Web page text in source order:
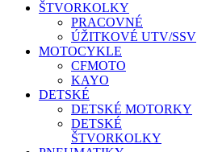
ŠTVORKOLKY
PRACOVNÉ
ÚŽITKOVÉ UTV/SSV
MOTOCYKLE
CFMOTO
KAYO
DETSKÉ
DETSKÉ MOTORKY
DETSKÉ
ŠTVORKOLKY